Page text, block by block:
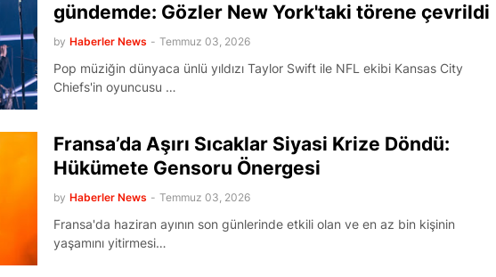
gündemde: Gözler New York'taki törene çevrildi
by Haberler News - Temmuz 03, 2026
Pop müziğin dünyaca ünlü yıldızı Taylor Swift ile NFL ekibi Kansas City
Chiefs'in oyuncusu …
Fransa’da Aşırı Sıcaklar Siyasi Krize Döndü:
Hükümete Gensoru Önergesi
by Haberler News - Temmuz 03, 2026
Fransa'da haziran ayının son günlerinde etkili olan ve en az bin kişinin
yaşamını yitirmesi…